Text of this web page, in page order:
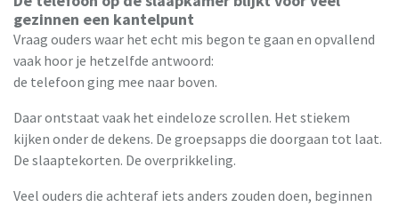
gezinnen een kantelpunt
Vraag ouders waar het echt mis begon te gaan en opvallend
vaak hoor je hetzelfde antwoord:
de telefoon ging mee naar boven.
Daar ontstaat vaak het eindeloze scrollen. Het stiekem
kijken onder de dekens. De groepsapps die doorgaan tot laat.
De slaaptekorten. De overprikkeling.
Veel ouders die achteraf iets anders zouden doen, beginnen